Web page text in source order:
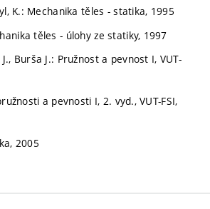
K.: Mechanika těles - statika, 1995
těles - úlohy ze statiky, 1997
Burša J.: Pružnost a pevnost I, VUT-
a pevnosti I, 2. vyd., VUT-FSI,
2005